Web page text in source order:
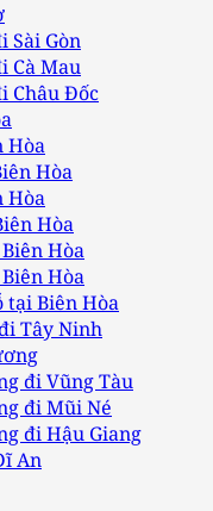
Sài Gòn
Cà Mau
Châu Đốc
Hòa
Hòa
Hòa
Hòa
Hòa
Hòa
tại Biên Hòa
Tây Ninh
đi Vũng Tàu
đi Mũi Né
đi Hậu Giang
An